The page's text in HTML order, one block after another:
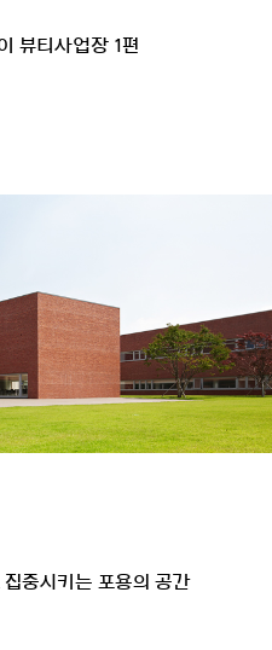
뷰티사업장 1편
중시키는 포용의 공간